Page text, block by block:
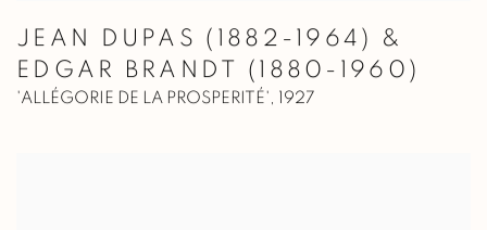
JEAN DUPAS (1882-1964) &
EDGAR BRANDT (1880-1960)
'ALLÉGORIE DE LA PROSPERITÉ', 1927